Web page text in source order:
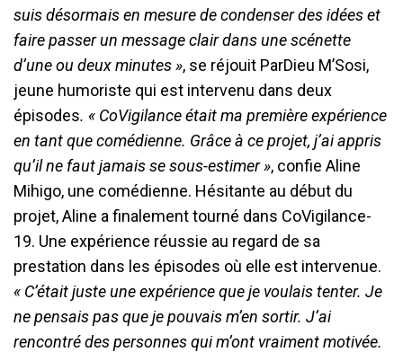
suis désormais en mesure de condenser des idées et
faire passer un message clair dans une scénette
d’une ou deux minutes », se réjouit ParDieu M’Sosi,
jeune humoriste qui est intervenu dans deux
épisodes. « CoVigilance était ma première expérience
en tant que comédienne. Grâce à ce projet, j’ai appris
qu’il ne faut jamais se sous-estimer », confie Aline
Mihigo, une comédienne. Hésitante au début du
projet, Aline a finalement tourné dans CoVigilance-
19. Une expérience réussie au regard de sa
prestation dans les épisodes où elle est intervenue.
« C’était juste une expérience que je voulais tenter. Je
ne pensais pas que je pouvais m’en sortir. J’ai
rencontré des personnes qui m’ont vraiment motivée.